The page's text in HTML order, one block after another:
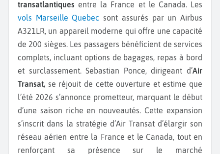
transatlantiques entre la France et le Canada. Les
vols Marseille Quebec sont assurés par un Airbus
A321LR, un appareil moderne qui offre une capacité
de 200 sièges. Les passagers bénéficient de services
complets, incluant options de bagages, repas à bord
et surclassement. Sebastian Ponce, dirigeant d’Air
Transat, se réjouit de cette ouverture et estime que
l’été 2026 s’annonce prometteur, marquant le début
d’une saison riche en nouveautés. Cette expansion
s’inscrit dans la stratégie d’Air Transat d’élargir son
réseau aérien entre la France et le Canada, tout en
renforçant sa présence sur le marché